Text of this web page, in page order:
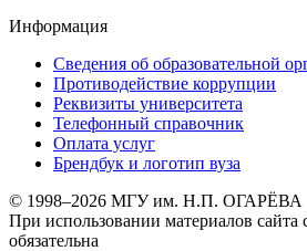
Информация
Сведения об образовательной
Противодействие коррупции
Реквизиты университета
Телефонный справочник
Оплата услуг
Брендбук и логотип вуза
© 1998–2026 МГУ им. Н.П. ОГАРЁВА
При использовании материалов сайта
обязательна